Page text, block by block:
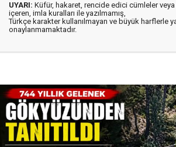
UYARI: Küfür, hakaret, rencide edici cümleler veya
içeren, imla kuralları ile yazılmamış,
Türkçe karakter kullanılmayan ve büyük harflerle
onaylanmamaktadır.